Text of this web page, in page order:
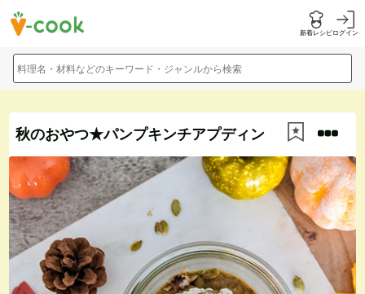
新着レシピログイン
料理名・材料などのキーワード・ジャンルから検索
秋のおやつ★パンプキンチアプディン